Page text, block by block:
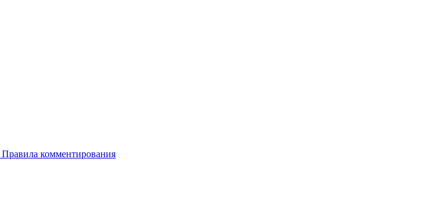
Правила комментирования